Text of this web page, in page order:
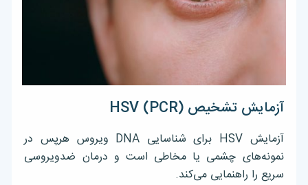
آزمایش تشخیص HSV (PCR)
آزمایش HSV برای شناسایی DNA ویروس هرپس در
نمونه‌های چشمی یا مخاطی است و درمان ضدویروسی
سریع را راهنمایی می‌کند.